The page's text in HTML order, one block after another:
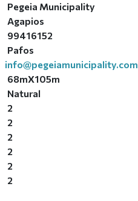
Pegeia Municipality
Agapios
99416152
Pafos
info@pegeiamunicipality.com
68mX105m
Natural
2
2
2
2
2
2